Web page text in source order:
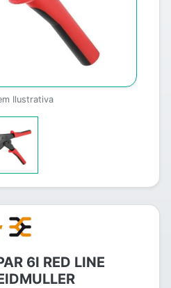
Ilustrativa
6I RED LINE